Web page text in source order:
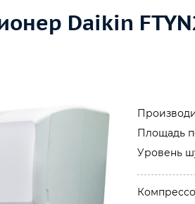
Daikin
Площадь
Уровень